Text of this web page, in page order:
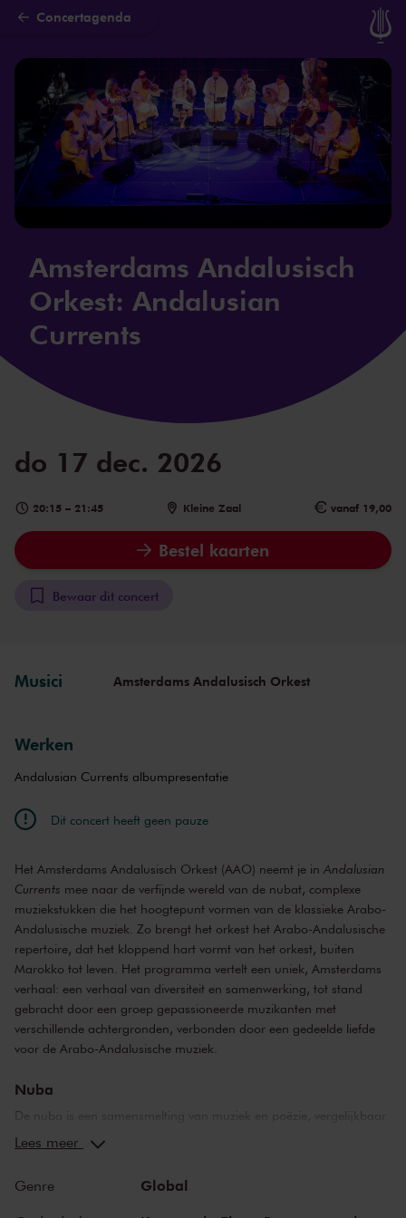
Naar hoofdcontent
Concertagenda
Amsterdams Andalusisch
Orkest: Andalusian
Currents
do 17 dec. 2026
20:15 – 21:45 Kleine Zaal vanaf 19,00
Bestel kaarten
Bewaar dit concert
Musici Amsterdams Andalusisch Orkest
Werken
Andalusian Currents albumpresentatie
Dit concert heeft geen pauze
Het Amsterdams Andalusisch Orkest (AAO) neemt je in Andalusian
Currents mee naar de verfijnde wereld van de nubat, complexe
muziekstukken die het hoogtepunt vormen van de klassieke Arabo-
Andalusische muziek. Zo brengt het orkest het Arabo-Andalusische
repertoire, dat het kloppend hart vormt van het orkest, buiten
Marokko tot leven. Het programma vertelt een uniek, Amsterdams
verhaal: een verhaal van diversiteit en samenwerking, tot stand
gebracht door een groep gepassioneerde muzikanten met
verschillende achtergronden, verbonden door een gedeelde liefde
voor de Arabo-Andalusische muziek.
Nuba
De nuba is een samensmelting van muziek en poëzie, vergelijkbaar
met een suite in de Westerse klassieke muziek. Het vormt het
muziekschool in het 9e-eeuwse Córdoba en creëerde een oeuvre
Lees meer
Genre Global